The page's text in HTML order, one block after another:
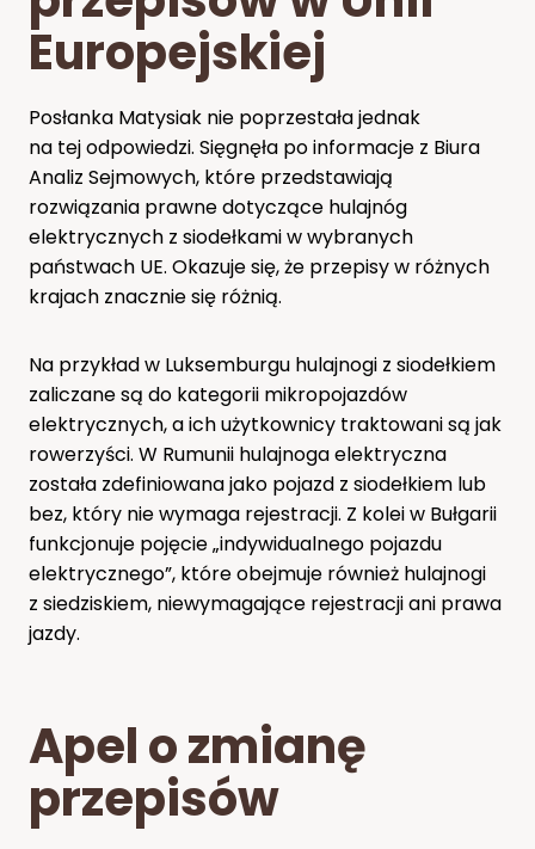
Europejskiej
Posłanka Matysiak nie poprzestała jednak
na tej odpowiedzi. Sięgnęła po informacje z Biura
Analiz Sejmowych, które przedstawiają
rozwiązania prawne dotyczące hulajnóg
elektrycznych z siodełkami w wybranych
państwach UE. Okazuje się, że przepisy w różnych
krajach znacznie się różnią.
Na przykład w Luksemburgu hulajnogi z siodełkiem
zaliczane są do kategorii mikropojazdów
elektrycznych, a ich użytkownicy traktowani są jak
rowerzyści. W Rumunii hulajnoga elektryczna
została zdefiniowana jako pojazd z siodełkiem lub
bez, który nie wymaga rejestracji. Z kolei w Bułgarii
funkcjonuje pojęcie „indywidualnego pojazdu
elektrycznego”, które obejmuje również hulajnogi
z siedziskiem, niewymagające rejestracji ani prawa
jazdy.
Apel o zmianę
przepisów